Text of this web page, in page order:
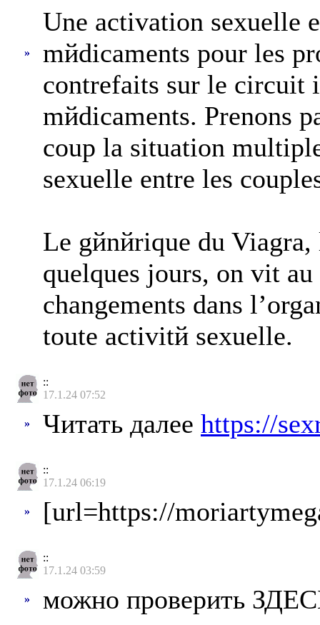
»
Une activation sexuelle
mйdicaments pour les
contrefaits sur le circuit
mйdicaments. Prenons
coup la situation
sexuelle entre les
Le gйnйrique du
quelques jours, on vit
changements dans
toute activitй sexuelle.
::
17.1.24 07:52
» Читать далее https://
::
17.1.24 06:19
» [url=https://
::
17.1.24 03:59
» можно проверить